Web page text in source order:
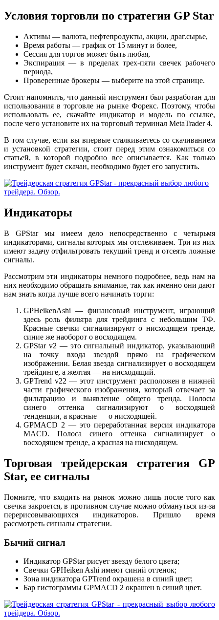
Условия торговли по стратегии GP Star
Активы — валюта, нефтепродукты, акции, драг.сырье,
Время работы — график от 15 минут и более,
Сессия для торгов может быть любая,
Экспирация — в пределах трех-пяти свечек рабочего
периода,
Проверенные брокеры — выберите на этой странице.
Стоит напомнить, что данный инструмент был разработан для
использования в торговле на рынке Форекс. Поэтому, чтобы
использовать ее, скачайте индикатор и модель по ссылке,
после чего установите их на торговый терминал MetaTrader 4.
В том случае, если вы впервые сталкиваетесь со скачиванием
и установкой стратегии, стоит перед этим ознакомиться со
статьей, в которой подробно все описывается. Как только
инструмент будет скачан, необходимо будет его запустить.
Индикаторы
В GPStar мы имеем дело непосредственно с четырьмя
индикаторами, сигналы которых мы отслеживаем. Три из них
имеют задачу отфильтровать текущий тренд и отсеять ложные
сигналы.
Рассмотрим эти индикаторы немного подробнее, ведь нам на
них необходимо обращать внимание, так как именно они дают
нам знать когда лучше всего начинать торги:
GPHeikenAshi — финансовый инструмент, играющий
здесь роль фильтра для трейдинга с небольшим ТФ.
Красные свечки сигнализируют о нисходящем тренде,
синие же наоборот о восходящем.
GPStar v2 — это сигнальный индикатор, указывающий
на точку входа звездой прямо на графическом
изображении. Белая звезда сигнализирует о восходящем
трейдинге, а желтая — на нисходящий.
GPTrend v22 — этот инструмент расположен в нижней
части графического изображения, который отвечает за
фильтрацию и выявление общего тренда. Полосы
синего оттенка сигнализируют о восходящей
тенденции, а красные — о нисходящей.
GPMACD 2 — это переработанная версия индикатора
MACD. Полоса синего оттенка сигнализирует о
восходящем тренде, а красная на нисходящем.
Торговая трейдерская стратегия GP
Star, ее сигналы
Помните, что входить на рынок можно лишь после того как
свечка закроется, в противном случае можно обмануться из-за
перерисовывающихся индикаторов. Пришло время
рассмотреть сигналы стратегии.
Бычий сигнал
Индикатор GPStar рисует звезду белого цвета;
Свечки GPHeiken Ashi имеют синий оттенок;
Зона индикатора GPTrend окрашена в синий цвет;
Бар гистограммы GPMACD 2 окрашен в синий цвет.